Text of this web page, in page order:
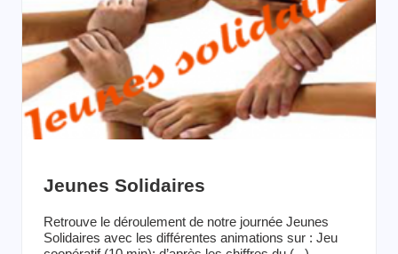
Jeunes Solidaires
Retrouve le déroulement de notre journée Jeunes
Solidaires avec les différentes animations sur : Jeu